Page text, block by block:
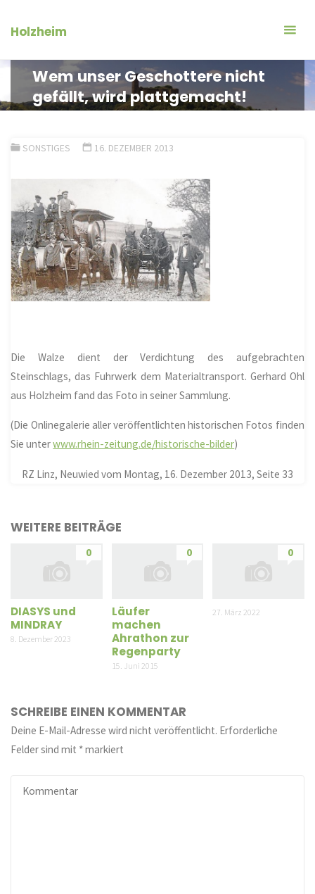
InhaltHolzheim
Wem unser Geschottere nicht
gefällt, wird plattgemacht!
SONSTIGES 16. DEZEMBER 2013
Die Walze dient der Verdichtung des aufgebrachten
Steinschlags, das Fuhrwerk dem Materialtransport. Gerhard Ohl
aus Holzheim fand das Foto in seiner Sammlung.
(Die Onlinegalerie aller veröffentlichten historischen Fotos finden
Sie unterwww.rhein-zeitung.de/historische-bilder)
RZ Linz, Neuwied vom Montag, 16. Dezember 2013, Seite 33
WEITERE BEITRÄGE
0
DIASYS und
MINDRAY
8. Dezember 2023
0
Läufer
machen
Ahrathon zur
Regenparty
15. Juni 2015
0
27. März 2022
SCHREIBE EINEN KOMMENTAR
Deine E-Mail-Adresse wird nicht veröffentlicht. Erforderliche
Felder sind mit *markiert